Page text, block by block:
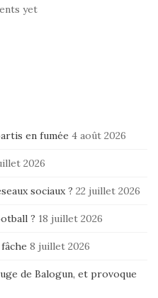
yet
en fumée 4 août 2026
2026
sociaux ? 22 juillet 2026
? 18 juillet 2026
8 juillet 2026
de Balogun, et provoque